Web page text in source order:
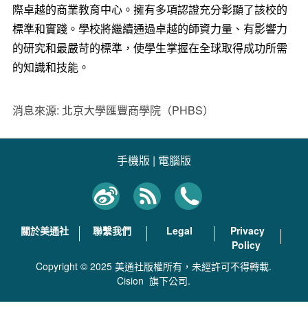
際卓越的商業教育中心。擁有多項認證充分彰顯了該校的
標準和實踐。學校將繼續通過卓越的師資力量、有影響力
的研究和最嚴苛的標準，使學生掌握在全球取得成功所需
的知識和技能。
消息來源: 北京大學匯豐商學院（PHBS）
手機版 | 電腦版
關於美通社 聯繫我們 Legal
Privacy
Policy
Copyright © 2025 美通社版權所有，未經許可不得轉載.
Cision 旗下公司.